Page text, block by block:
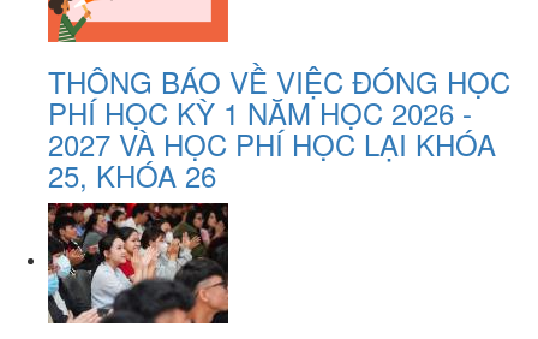
THÔNG BÁO VỀ VIỆC ĐÓNG HỌC
PHÍ HỌC KỲ 1 NĂM HỌC 2026 -
2027 VÀ HỌC PHÍ HỌC LẠI KHÓA
25, KHÓA 26